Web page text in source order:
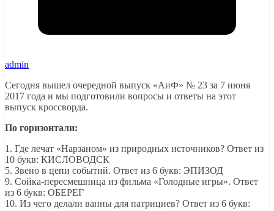
admin
Сегодня вышел очередной выпуск «АиФ» № 23 за 7 июня
2017 года и мы подготовили вопросы и ответы на этот
выпуск кроссворда.
По горизонтали:
1. Где лечат «Нарзаном» из природных источников? Ответ из
10 букв: КИСЛОВОДСК
5. Звено в цепи событий. Ответ из 6 букв: ЭПИЗОД
9. Сойка-пересмешница из фильма «Голодные игры». Ответ
из 6 букв: ОБЕРЕГ
10. Из чего делали ванны для патрициев? Ответ из 6 букв: